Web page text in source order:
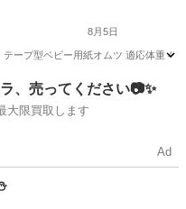
8月5日
プ型ベビー用紙オムツ 適応体重 4kg
用品 紙おむつ
、売ってください📷✨
大限買取します
Ad